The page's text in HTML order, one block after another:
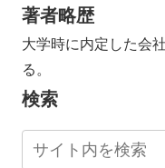
著者略歴
大学時に内定した会
る。
検索